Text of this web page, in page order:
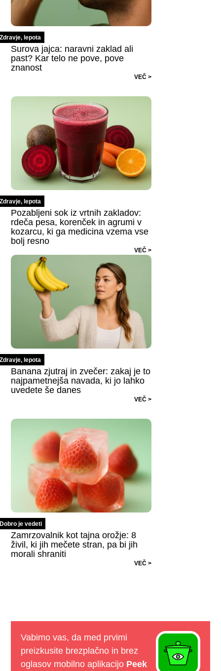
Zdravje, lepota
Surova jajca: naravni zaklad ali
past? Kar telo ne pove, pove
znanost
VEČ >
Zdravje, lepota
Pozabljeni sok iz vrtnih zakladov:
rdeča pesa, korenček in agrumi v
kozarcu, ki ga medicina vzema vse
bolj resno
VEČ >
Zdravje, lepota
Banana zjutraj in zvečer: zakaj je to
najpametnejša navada, ki jo lahko
uvedete še danes
VEČ >
Dobro je vedeti
Zamrzovalnik kot tajna orožje: 8
živil, ki jih mečete stran, pa bi jih
morali shraniti
VEČ >
Vabimo vas, da med prvimi
preizkusite brezplačno in brez
oglasov mobilno aplikacijo Peek